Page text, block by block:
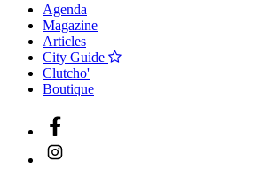
Agenda
Magazine
Articles
City Guide
Clutcho'
Boutique